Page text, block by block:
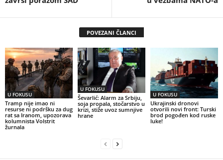
POVEZANI ČLANCI
U FOKUSU
Tramp nije imao ni
resurse ni podršku za dug
rat sa Iranom, upozorava
kolumnista Volstrit
žurnala
U FOKUSU
Ševarlić: Alarm za Srbiju,
soja propala, stočarstvo u
krizi, stiže uvoz sumnjive
hrane
U FOKUSU
Ukrajinski dronovi
otvorili novi front: Turski
brod pogođen kod ruske
luke!